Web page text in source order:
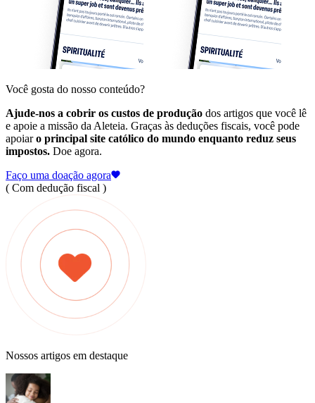
Você gosta do nosso conteúdo?
Ajude-nos a cobrir os custos de produção dos artigos que você lê
e apoie a missão da Aleteia. Graças às deduções fiscais, você pode
apoiaro principal site católico do mundo enquanto reduz seus
impostos. Doe agora.
Faço uma doação agora
( Com dedução fiscal )
Nossos artigos em destaque